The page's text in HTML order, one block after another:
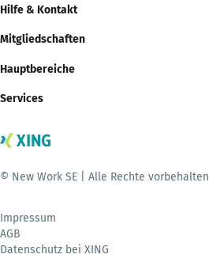
Hilfe & Kontakt
Mitgliedschaften
Hauptbereiche
Services
© New Work SE | Alle Rechte vorbehalten
Impressum
AGB
Datenschutz bei XING